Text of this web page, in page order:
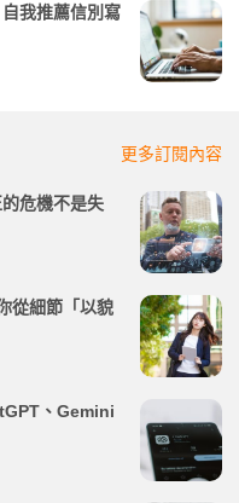
我推薦信別寫
更多訂閱內容
危機不是失
從細節「以貌
、Gemini